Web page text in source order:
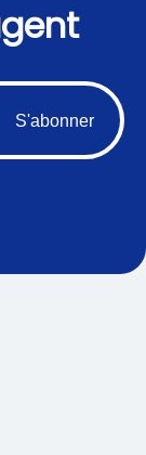
S'abonner